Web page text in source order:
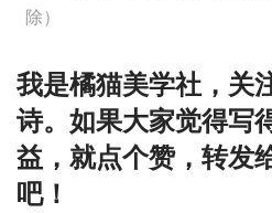
除）
我是橘猫美学社，关
诗。如果大家觉得写
益，就点个赞，转发
吧！